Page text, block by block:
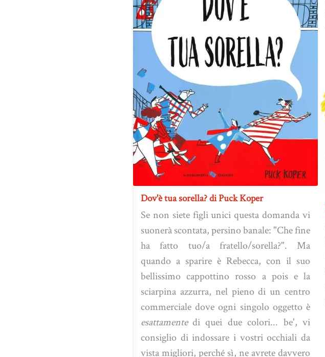
Dov'è tua sorella? di Puck Koper
Se non siete figli unici questa domanda vi
suonerà scontata, persino banale: "Che fine
ha fatto tuo/a fratello/sorella?". Ma
quando a sparire è Rebecca, con il suo
bellissimo cappottino rosso a pois e la
sciarpina azzurra, nel pieno di un centro
commerciale dove ogni singolo oggetto è
esattamente di quei due colori... be', vi
consiglio di indossare i vostri occhiali da
vista migliori, perché sì, ne avrete davvero